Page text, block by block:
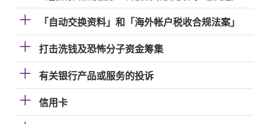
「自动交换资料」和「海外帐户税收合规法案」
打击洗钱及恐怖分子资金筹集
有关银行产品或服务的投诉
信用卡